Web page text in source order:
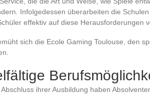
Infolgedessen überarbeiten die
effektiv auf diese Herausforderungen
sich die Ecole Gaming Toulouse, den
Abschluss ihrer Ausbildung haben